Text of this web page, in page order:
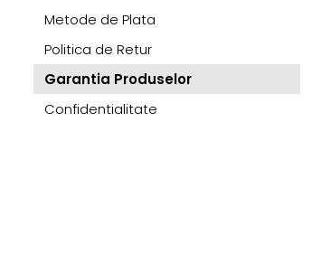
Metode de Plata
Politica de Retur
Garantia Produselor
Confidentialitate